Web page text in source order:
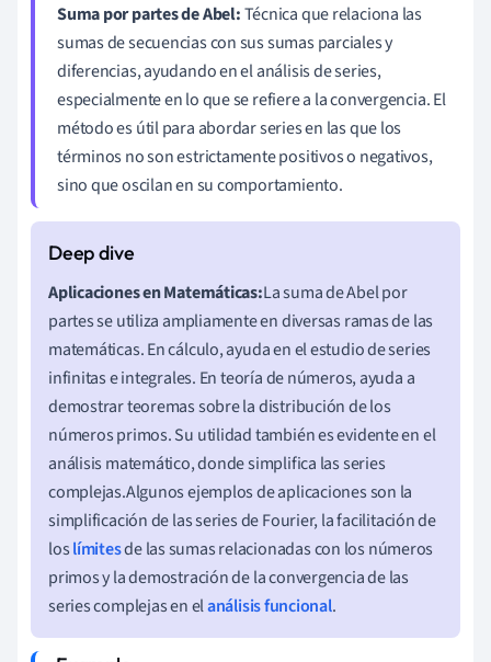
Suma por partes de Abel:Técnica que relaciona las
sumas de secuencias con sus sumas parciales y
diferencias, ayudando en el análisis de series,
especialmente en lo que se refiere a la convergencia. El
método es útil para abordar series en las que los
términos no son estrictamente positivos o negativos,
sino que oscilan en su comportamiento.
Aplicaciones en Matemáticas:La suma de Abel por
partes se utiliza ampliamente en diversas ramas de las
matemáticas. En cálculo, ayuda en el estudio de series
infinitas e integrales. En teoría de números, ayuda a
demostrar teoremas sobre la distribución de los
números primos. Su utilidad también es evidente en el
análisis matemático, donde simplifica las series
complejas.Algunos ejemplos de aplicaciones son la
simplificación de las series de Fourier, la facilitación de
loslímitesde las sumas relacionadas con los números
primos y la demostración de la convergencia de las
series complejas en elanálisis funcional.